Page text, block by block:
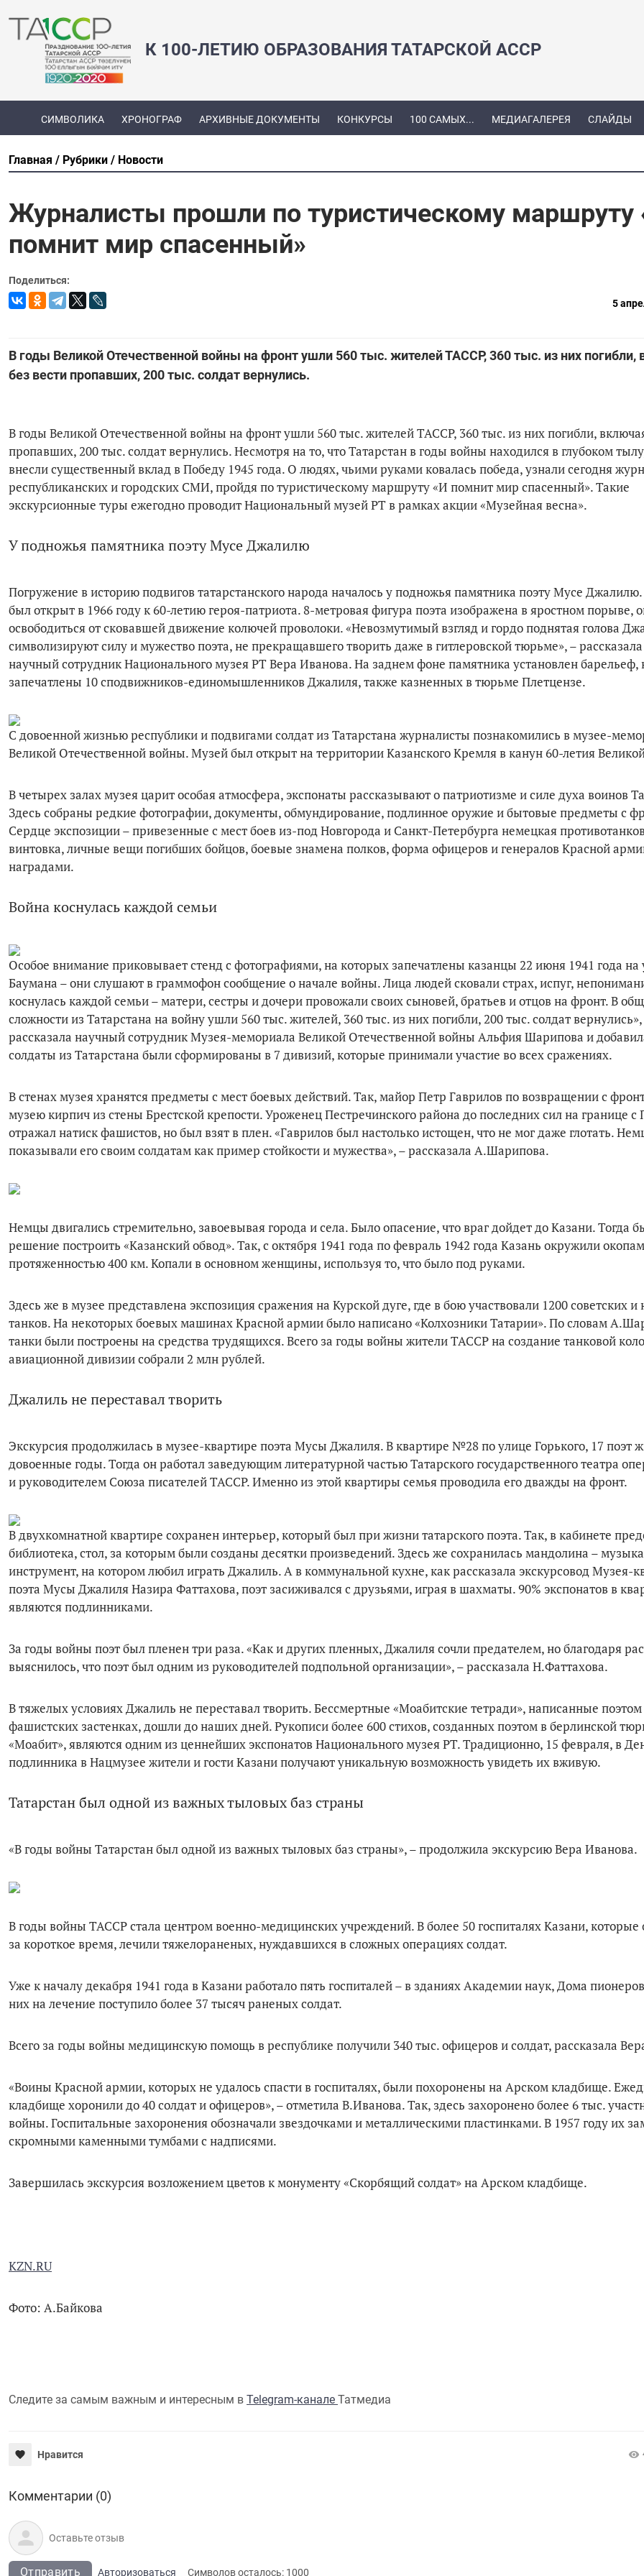
К 100-ЛЕТИЮ ОБРАЗОВАНИЯ ТАТАРСКОЙ АССР
СИМВОЛИКА ХРОНОГРАФ АРХИВНЫЕ ДОКУМЕНТЫ КОНКУРСЫ 100 САМЫХ... МЕДИАГАЛЕРЕЯ СЛАЙДЫ
Главная Рубрики Новости
Журналисты прошли по туристическому маршруту
помнит мир спасенный»
Поделиться:
5
В годы Великой Отечественной войны на фронт ушли 560 тыс. жителей ТАССР, 360 тыс. из них погибли,
без вести пропавших, 200 тыс. солдат вернулись.
В годы Великой Отечественной войны на фронт ушли 560 тыс. жителей ТАССР, 360 тыс. из них погибли,
пропавших, 200 тыс. солдат вернулись. Несмотря на то, что Татарстан в годы войны находился в глубоком
внесли существенный вклад в Победу 1945 года. О людях, чьими руками ковалась победа, узнали сегодня
республиканских и городских СМИ, пройдя по туристическому маршруту «И помнит мир спасенный». Такие
экскурсионные туры ежегодно проводит Национальный музей РТ в рамках акции «Музейная весна».
У подножья памятника поэту Мусе Джалилю
Погружение в историю подвигов татарстанского народа началось у подножья памятника поэту Мусе
был открыт в 1966 году к 60-летию героя-патриота. 8-метровая фигура поэта изображена в яростном порыве,
освободиться от сковавшей движение колючей проволоки. «Невозмутимый взгляд и гордо поднятая голова
символизируют силу и мужество поэта, не прекращавшего творить даже в гитлеровской тюрьме», –
научный сотрудник Национального музея РТ Вера Иванова. На заднем фоне памятника установлен барельеф,
запечатлены 10 сподвижников-единомышленников Джалиля, также казненных в тюрьме Плетцензе.
С довоенной жизнью республики и подвигами солдат из Татарстана журналисты познакомились в музее-
Великой Отечественной войны. Музей был открыт на территории Казанского Кремля в канун 60-летия
В четырех залах музея царит особая атмосфера, экспонаты рассказывают о патриотизме и силе духа воинов
Здесь собраны редкие фотографии, документы, обмундирование, подлинное оружие и бытовые предметы с
Сердце экспозиции – привезенные с мест боев из-под Новгорода и Санкт-Петербурга немецкая
винтовка, личные вещи погибших бойцов, боевые знамена полков, форма офицеров и генералов Красной
наградами.
Война коснулась каждой семьи
Особое внимание приковывает стенд с фотографиями, на которых запечатлены казанцы 22 июня 1941 года на
Баумана – они слушают в граммофон сообщение о начале войны. Лица людей сковали страх, испуг,
коснулась каждой семьи – матери, сестры и дочери провожали своих сыновей, братьев и отцов на фронт. В
сложности из Татарстана на войну ушли 560 тыс. жителей, 360 тыс. из них погибли, 200 тыс. солдат
рассказала научный сотрудник Музея-мемориала Великой Отечественной войны Альфия Шарипова и
солдаты из Татарстана были сформированы в 7 дивизий, которые принимали участие во всех сражениях.
В стенах музея хранятся предметы с мест боевых действий. Так, майор Петр Гаврилов по возвращении с
музею кирпич из стены Брестской крепости. Уроженец Пестречинского района до последних сил на границе
отражал натиск фашистов, но был взят в плен. «Гаврилов был настолько истощен, что не мог даже глотать.
показывали его своим солдатам как пример стойкости и мужества», – рассказала А.Шарипова.
Немцы двигались стремительно, завоевывая города и села. Было опасение, что враг дойдет до Казани. Тогда
решение построить «Казанский обвод». Так, с октября 1941 года по февраль 1942 года Казань окружили
протяженностью 400 км. Копали в основном женщины, используя то, что было под руками.
Здесь же в музее представлена экспозиция сражения на Курской дуге, где в бою участвовали 1200 советских
танков. На некоторых боевых машинах Красной армии было написано «Колхозники Татарии». По словам
танки были построены на средства трудящихся. Всего за годы войны жители ТАССР на создание танковой
авиационной дивизии собрали 2 млн рублей.
Джалиль не переставал творить
Экскурсия продолжилась в музее-квартире поэта Мусы Джалиля. В квартире №28 по улице Горького, 17 поэт
довоенные годы. Тогда он работал заведующим литературной частью Татарского государственного театра
и руководителем Союза писателей ТАССР. Именно из этой квартиры семья проводила его дважды на фронт.
В двухкомнатной квартире сохранен интерьер, который был при жизни татарского поэта. Так, в кабинете
библиотека, стол, за которым были созданы десятки произведений. Здесь же сохранилась мандолина –
инструмент, на котором любил играть Джалиль. А в коммунальной кухне, как рассказала экскурсовод Музея-
поэта Мусы Джалиля Назира Фаттахова, поэт засиживался с друзьями, играя в шахматы. 90% экспонатов в
являются подлинниками.
За годы войны поэт был пленен три раза. «Как и других пленных, Джалиля сочли предателем, но благодаря
выяснилось, что поэт был одним из руководителей подпольной организации», – рассказала Н.Фаттахова.
В тяжелых условиях Джалиль не переставал творить. Бессмертные «Моабитские тетради», написанные поэтом
фашистских застенках, дошли до наших дней. Рукописи более 600 стихов, созданных поэтом в берлинской
«Моабит», являются одним из ценнейших экспонатов Национального музея РТ. Традиционно, 15 февраля, в
подлинника в Нацмузее жители и гости Казани получают уникальную возможность увидеть их вживую.
Татарстан был одной из важных тыловых баз страны
«В годы войны Татарстан был одной из важных тыловых баз страны», – продолжила экскурсию Вера Иванова.
В годы войны ТАССР стала центром военно-медицинских учреждений. В более 50 госпиталях Казани, которые
за короткое время, лечили тяжелораненых, нуждавшихся в сложных операциях солдат.
Уже к началу декабря 1941 года в Казани работало пять госпиталей – в зданиях Академии наук, Дома
них на лечение поступило более 37 тысяч раненых солдат.
Всего за годы войны медицинскую помощь в республике получили 340 тыс. офицеров и солдат, рассказала
«Воины Красной армии, которых не удалось спасти в госпиталях, были похоронены на Арском кладбище.
кладбище хоронили до 40 солдат и офицеров», – отметила В.Иванова. Так, здесь захоронено более 6 тыс.
войны. Госпитальные захоронения обозначали звездочками и металлическими пластинками. В 1957 году их
скромными каменными тумбами с надписями.
Завершилась экскурсия возложением цветов к монументу «Скорбящий солдат» на Арском кладбище.
KZN.RU
Фото: А.Байкова
Следите за самым важным и интересным в Telegram-канале Татмедиа
Нравится
Комментарии (0)
Отправить Авторизоваться Символов осталось: 1000